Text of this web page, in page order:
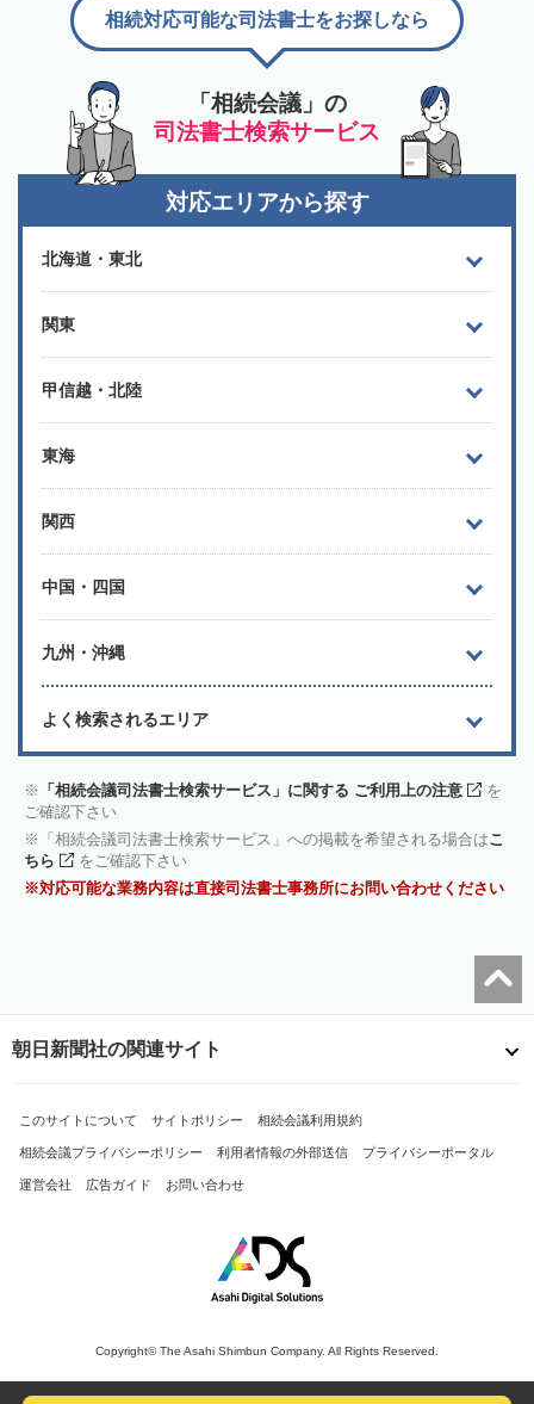
「相続会議」の
司法書士検索サービス
相続対応可能な司法書士をお探しなら
対応エリアから探す
北海道・東北
関東
甲信越・北陸
東海
関西
中国・四国
九州・沖縄
よく検索されるエリア
「相続会議司法書士検索サービス」に関する ご利用上の注意
を
ご確認下さい
「相続会議司法書士検索サービス」への掲載を希望される場合はこ
ちら
をご確認下さい
対応可能な業務内容は直接司法書士事務所にお問い合わせください
朝日新聞社の関連サイト
このサイトについて サイトポリシー 相続会議利用規約
相続会議プライバシーポリシー 利用者情報の外部送信 プライバシーポータル
運営会社 広告ガイド お問い合わせ
Copyright© The Asahi Shimbun Company. All Rights Reserved.